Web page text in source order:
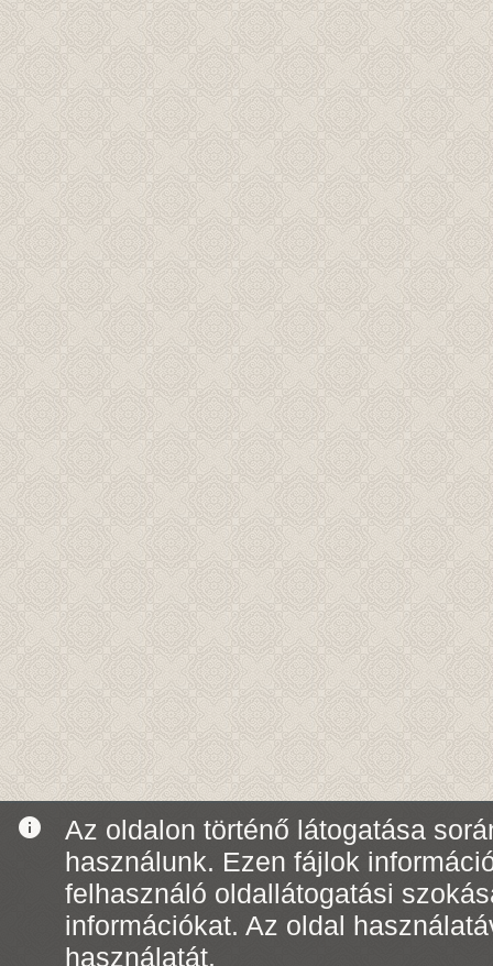
info
Az oldalon történő látogatása
használunk. Ezen fájlok
felhasználó oldallátogatási
információkat. Az oldal
használatát.